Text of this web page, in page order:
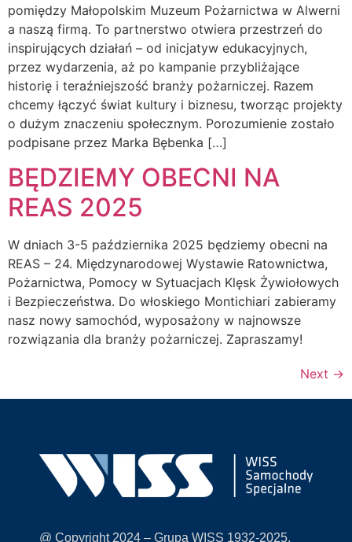
pomiędzy Małopolskim Muzeum Pożarnictwa w Alwerni
a naszą firmą. To partnerstwo otwiera przestrzeń do
inspirujących działań – od inicjatyw edukacyjnych,
przez wydarzenia, aż po kampanie przybliżające
historię i teraźniejszość branży pożarniczej. Razem
chcemy łączyć świat kultury i biznesu, tworząc projekty
o dużym znaczeniu społecznym. Porozumienie zostało
podpisane przez Marka Bębenka […]
BĘDZIEMY OBECNI NA
REAS 2025
W dniach 3-5 października 2025 będziemy obecni na
REAS – 24. Międzynarodowej Wystawie Ratownictwa,
Pożarnictwa, Pomocy w Sytuacjach Klęsk Żywiołowych
i Bezpieczeństwa. Do włoskiego Montichiari zabieramy
nasz nowy samochód, wyposażony w najnowsze
rozwiązania dla branży pożarniczej. Zapraszamy!
Next →
@ Copyright 2024 – Grupa WISS 1932-2025.